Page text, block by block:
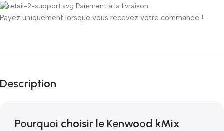
Paiement à la livraison :
Payez uniquement lorsque vous recevez votre commande !
Description
Pourquoi choisir le Kenwood kMix